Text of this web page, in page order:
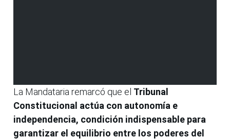
La Mandataria remarcó que el Tribunal
Constitucional actúa con autonomía e
independencia, condición indispensable para
garantizar el equilibrio entre los poderes del